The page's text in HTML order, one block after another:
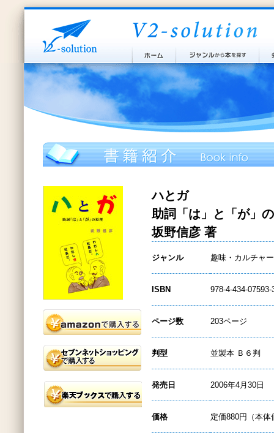
ハとガ
助詞「は」と「が」
坂野信彦 著
ジャンル 趣味・カルチャー
ISBN 978-4-434-07593-
ページ数 203ページ
判型 並製本 Ｂ６判
発売日 2006年4月30日
価格 定価880円（本体